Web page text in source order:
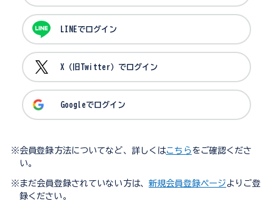
LINEでログイン
X（旧Twitter）でログイン
Googleでログイン
※会員登録方法についてなど、詳しくはこちら をご確認くださ
い。
※まだ会員登録されていない方は、 新規会員登録ページ よりご登
録ください。